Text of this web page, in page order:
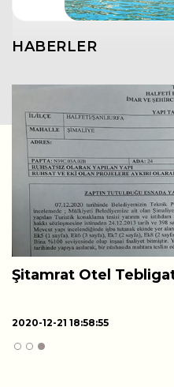
HABERLER
Şitamrat Otel
2020-12-21 18:58:55